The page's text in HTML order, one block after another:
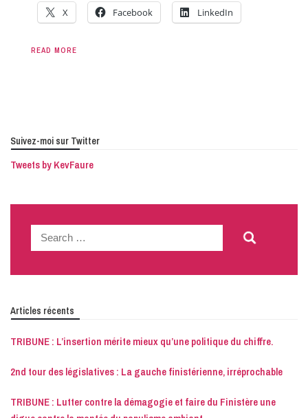
X Facebook LinkedIn
READ MORE
Suivez-moi sur Twitter
Tweets by KevFaure
Search
for:
Articles récents
TRIBUNE : L’insertion mérite mieux qu’une politique du chiffre.
2nd tour des législatives : La gauche finistérienne, irréprochable
TRIBUNE : Lutter contre la démagogie et faire du Finistère une